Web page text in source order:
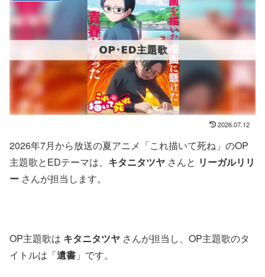
2026.07.12
2026年7月から放送の夏アニメ「これ描いて死ね」のOP
主題歌とEDテーマは、 キタニタツヤ さんと リーガルリリ
ー さんが担当します。
OP主題歌は キタニタツヤ さんが担当し、OP主題歌のタ
イトルは「遺書 」です。